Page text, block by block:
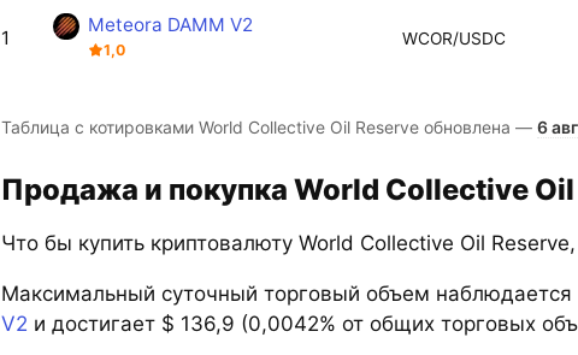
1
Meteora DAMM V2
1,0
WCOR/USDC
Таблица с котировками World Collective Oil Reserve обновлена — 6
Продажа и покупка World Collective
Что бы купить криптовалюту World Collective Oil
Максимальный суточный торговый объем наблюдается
V2 и достигает $ 136,9 (0,0042% от общих торговых